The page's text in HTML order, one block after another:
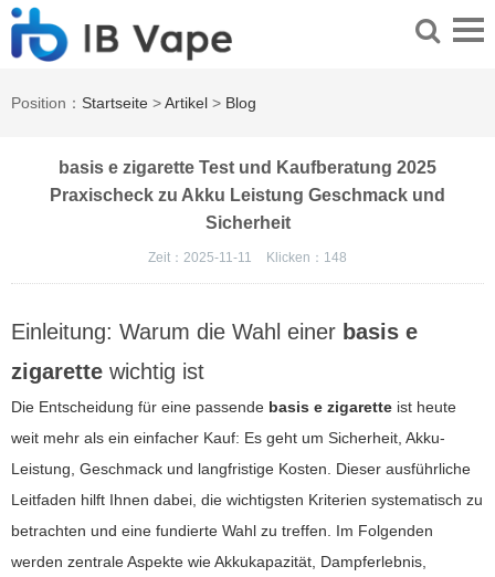
Position： Startseite >Artikel > Blog
basis e zigarette Test und Kaufberatung 2025
Praxischeck zu Akku Leistung Geschmack und
Sicherheit
Zeit：2025-11-11 Klicken： 148
Einleitung: Warum die Wahl einer basis e
zigarette wichtig ist
Die Entscheidung für eine passende basis e zigarette ist heute
weit mehr als ein einfacher Kauf: Es geht um Sicherheit, Akku-
Leistung, Geschmack und langfristige Kosten. Dieser ausführliche
Leitfaden hilft Ihnen dabei, die wichtigsten Kriterien systematisch zu
betrachten und eine fundierte Wahl zu treffen. Im Folgenden
werden zentrale Aspekte wie Akkukapazität, Dampferlebnis,